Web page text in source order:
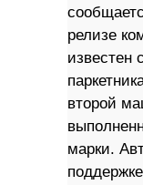
релизе
известен
второй
марки.